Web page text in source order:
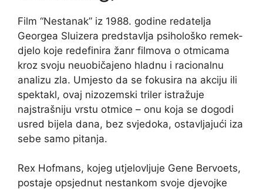
Film “Nestanak” iz 1988. godine redatelja
Georgea Sluizera predstavlja psihološko remek-
djelo koje redefinira žanr filmova o otmicama
kroz svoju neuobičajeno hladnu i racionalnu
analizu zla. Umjesto da se fokusira na akciju ili
spektakl, ovaj nizozemski triler istražuje
najstrašniju vrstu otmice – onu koja se dogodi
usred bijela dana, bez svjedoka, ostavljajući iza
sebe samo pitanja.
Rex Hofmans, kojeg utjelovljuje Gene Bervoets,
postaje opsjednut nestankom svoje djevojke